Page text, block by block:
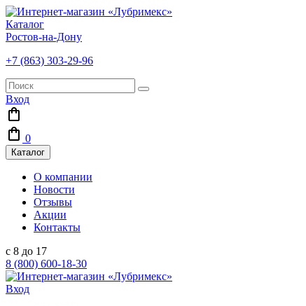
Каталог
Ростов-на-Дону
+7 (863) 303-29-96
Вход
0
Каталог
О компании
Новости
Отзывы
Акции
Контакты
с 8 до 17
8 (800) 600-18-30
Вход